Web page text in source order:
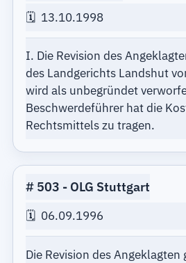
13.10.1998
I. Die Revision des
des Landgerichts Landshut
wird als unbegründet
Beschwerdeführer hat die
Rechtsmittels zu tragen.
503 OLG Stuttgart
06.09.1996
Die Revision des Angeklagten